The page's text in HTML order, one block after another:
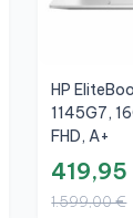
HP
1145G7,
FHD, A+
419,95
1.599,00 €